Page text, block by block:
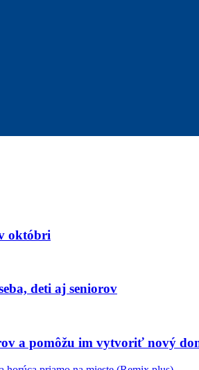
októbri
deti aj seniorov
a pomôžu im vytvoriť nový